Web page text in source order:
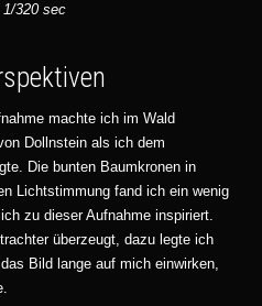
320 sec
machte ich im Wald
Dollnstein als ich dem
Die bunten Baumkronen in
Lichtstimmung fand ich ein wenig
zu dieser Aufnahme inspiriert.
überzeugt, dazu legte ich
Bild lange auf mich einwirken,